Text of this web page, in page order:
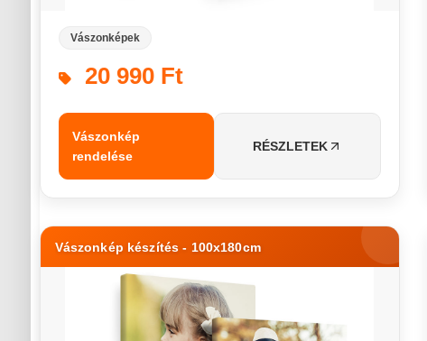
Vászonképek
20 990 Ft
Vászonkép
rendelése
RÉSZLETEK
Vászonkép készítés - 100x180cm